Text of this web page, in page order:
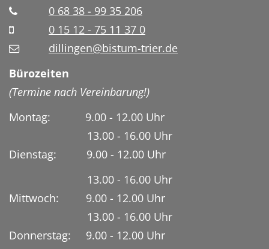
0 68 38 - 99 35 206
0 15 12 - 75 11 37 0
dillingen@bistum-trier.de
Bürozeiten
(Termine nach Vereinbarung!)
Montag: 9.00 - 12.00 Uhr
13.00 - 16.00 Uhr
Dienstag:
9.00 - 12.00 Uhr
13.00 - 16.00 Uhr
Mittwoch: 9.00 - 12.00 Uhr
13.00 - 16.00 Uhr
Donnerstag: 9.00 - 12.00 Uhr